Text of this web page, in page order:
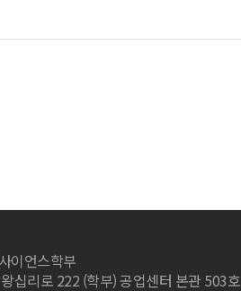
이언스학부
십리로 222 (학부) 공업센터 본관 503호